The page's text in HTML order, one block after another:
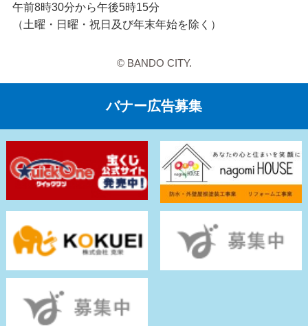
午前8時30分から午後5時15分
（土曜・日曜・祝日及び年末年始を除く）
© BANDO CITY.
バナー広告募集